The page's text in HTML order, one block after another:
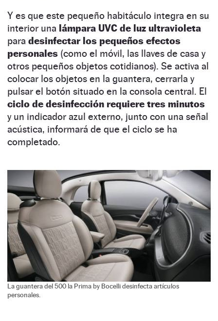
Y es que este pequeño habitáculo integra en su
interior una lámpara UVC de luz ultravioleta
para desinfectar los pequeños efectos
personales (como el móvil, las llaves de casa y
otros pequeños objetos cotidianos). Se activa al
colocar los objetos en la guantera, cerrarla y
pulsar el botón situado en la consola central. El
ciclo de desinfección requiere tres minutos
y un indicador azul externo, junto con una señal
acústica, informará de que el ciclo se ha
completado.
La guantera del 500 la Prima by Bocelli desinfecta artículos
personales.